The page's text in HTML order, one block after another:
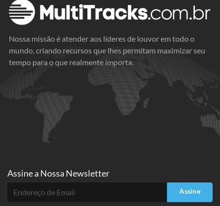
Nossa missão é atender aos líderes de louvor em todo o
mundo, criando recursos que lhes permitam maximizar seu
tempo para o que realmente importa.
Assine a Nossa Newsletter
Assine